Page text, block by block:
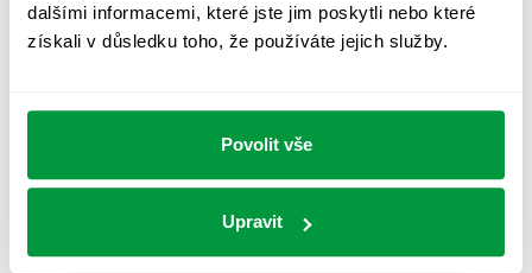
dalšími informacemi, které jste jim poskytli nebo které
získali v důsledku toho, že používáte jejich služby.
Povolit vše
Upravit
Vyzařují LED svítidla UV záření?
Kvalitní LED svítidla UV záření nevyzařují nebomají
— nebo
Je UV záření ze svítidel zdraví nebezpečné?
intenzitě, vlnové délce a době
kontaktu s běžným osvětlením
riziko. Problémnastává při dlouhodobé expozici